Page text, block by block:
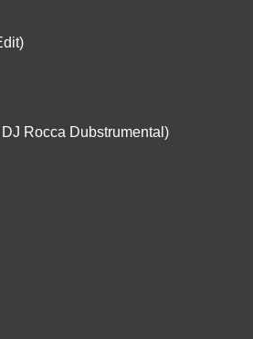
Rocca Dubstrumental)